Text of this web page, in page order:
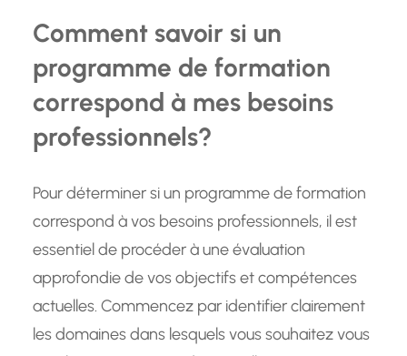
Comment savoir si un
programme de formation
correspond à mes besoins
professionnels?
Pour déterminer si un programme de formation
correspond à vos besoins professionnels, il est
essentiel de procéder à une évaluation
approfondie de vos objectifs et compétences
actuelles. Commencez par identifier clairement
les domaines dans lesquels vous souhaitez vous